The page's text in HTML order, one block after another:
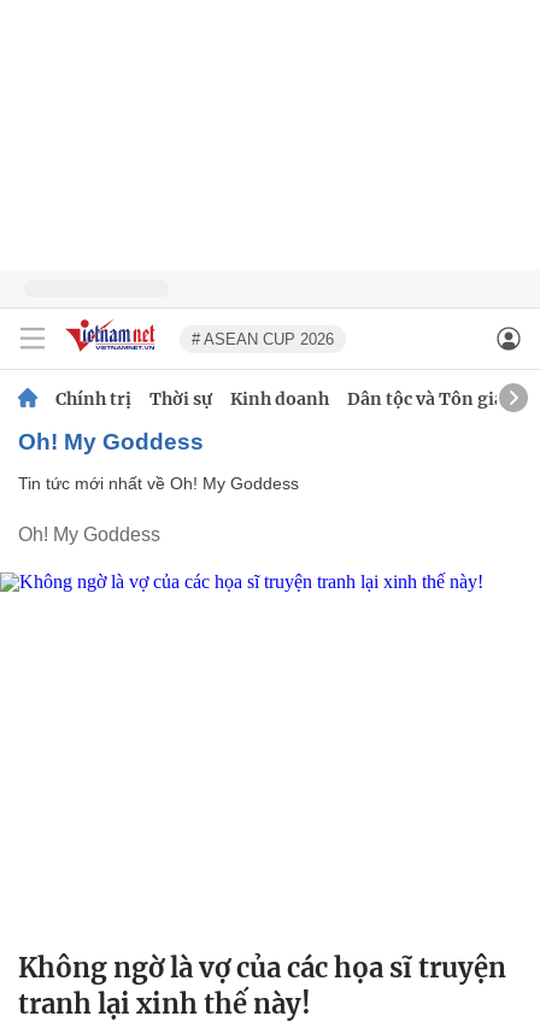
# ASEAN CUP 2026
Chính trị Thời sự Kinh doanh Dân tộc và Tôn giáo
Oh! My Goddess
Tin tức mới nhất về Oh! My Goddess
Oh! My Goddess
Không ngờ là vợ của các họa sĩ truyện
tranh lại xinh thế này!